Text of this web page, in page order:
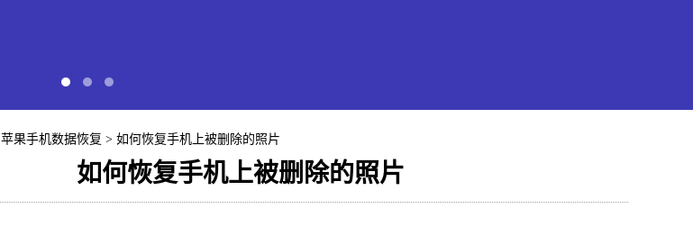
快易苹果恢复大师
苹果手机数据恢复 > 如何恢复手机上被删除的照片
如何恢复手机上被删除的照片